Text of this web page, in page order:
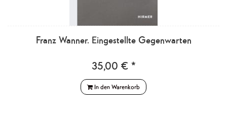
Franz Wanner. Eingestellte Gegenwarten
35,00 € *
In den Warenkorb